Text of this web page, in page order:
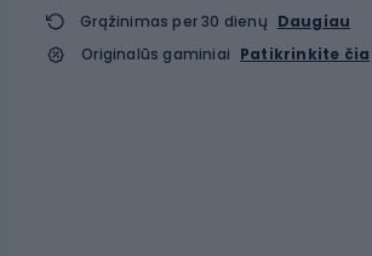
Grąžinimas per 30 dienų Daugiau
Originalūs gaminiai Patikrinkite čia